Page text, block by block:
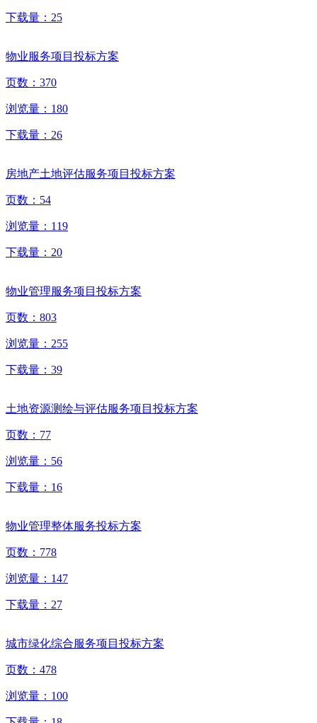
下载量： 25
物业服务项目投标方案
页数： 370
浏览量： 180
下载量： 26
房地产土地评估服务项目投标方案
页数： 54
浏览量： 119
下载量： 20
物业管理服务项目投标方案
页数： 803
浏览量： 255
下载量： 39
土地资源测绘与评估服务项目投标方案
页数： 77
浏览量： 56
下载量： 16
物业管理整体服务投标方案
页数： 778
浏览量： 147
下载量： 27
城市绿化综合服务项目投标方案
页数： 478
浏览量： 100